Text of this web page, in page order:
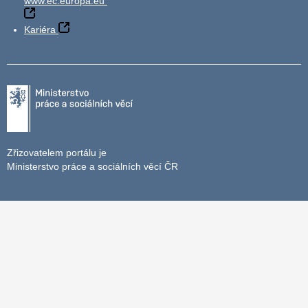
Kariéra
Zřizovatelem portálu je
Ministerstvo práce a sociálních věcí ČR